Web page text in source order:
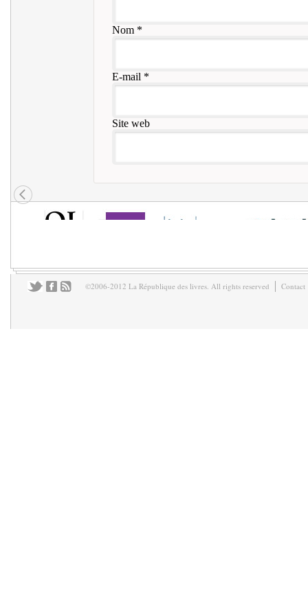
Nom*
E-mail *
Site web
©2006-2012 La République des livres. All rights reserved Contact